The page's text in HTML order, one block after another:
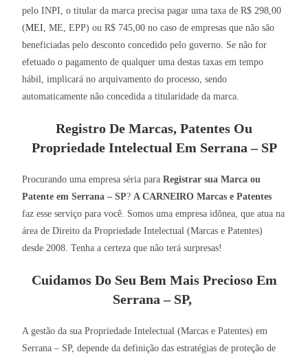
pelo INPI, o titular da marca precisa pagar uma taxa de R$ 298,00
(MEI, ME, EPP) ou R$ 745,00 no caso de empresas que não são
beneficiadas pelo desconto concedido pelo governo. Se não for
efetuado o pagamento de qualquer uma destas taxas em tempo
hábil, implicará no arquivamento do processo, sendo
automaticamente não concedida a titularidade da marca.
Registro De Marcas, Patentes Ou
Propriedade Intelectual Em Serrana – SP
Procurando uma empresa séria paraRegistrar sua Marca ou
Patente em Serrana – SP?A CARNEIRO Marcas e Patentes
faz esse serviço para você. Somos uma empresa idônea, que atua na
área de Direito da Propriedade Intelectual (Marcas e Patentes)
desde 2008. Tenha a certeza que não terá surpresas!
Cuidamos Do Seu Bem Mais Precioso Em
Serrana – SP,
A gestão da sua Propriedade Intelectual (Marcas e Patentes) em
Serrana – SP, depende da definição das estratégias de proteção de